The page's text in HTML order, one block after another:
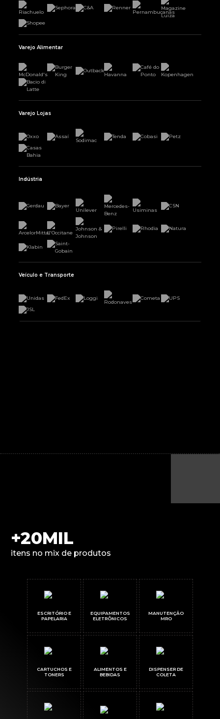
Varejo Alimentar
Varejo Lojas
Indústria
Veículo e Transporte
+20MIL
itens no mix de produtos
ESCRITÓRIO E
PAPELARIA
EQUIPAMENTOS
ELETRÔNICOS
MANUTENÇÃO
MRO
CARTUCHOS E
TONERS
ALIMENTOS E
BEBIDAS
DISPENSER DE
COLETA